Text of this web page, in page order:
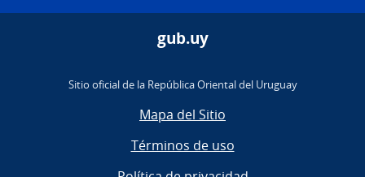
gub.uy
Sitio oficial de la República Oriental del Uruguay
Mapa del Sitio
Términos de uso